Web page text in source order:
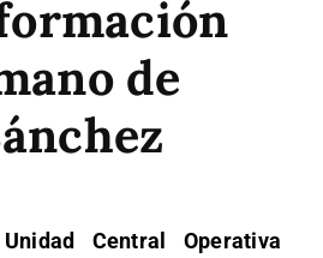
de
Central Operativa